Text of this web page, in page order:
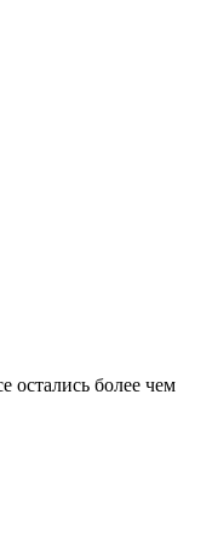
остались более чем